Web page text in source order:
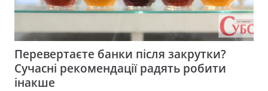
Перевертаєте банки після закрутки?
Сучасні рекомендації радять робити
інакше